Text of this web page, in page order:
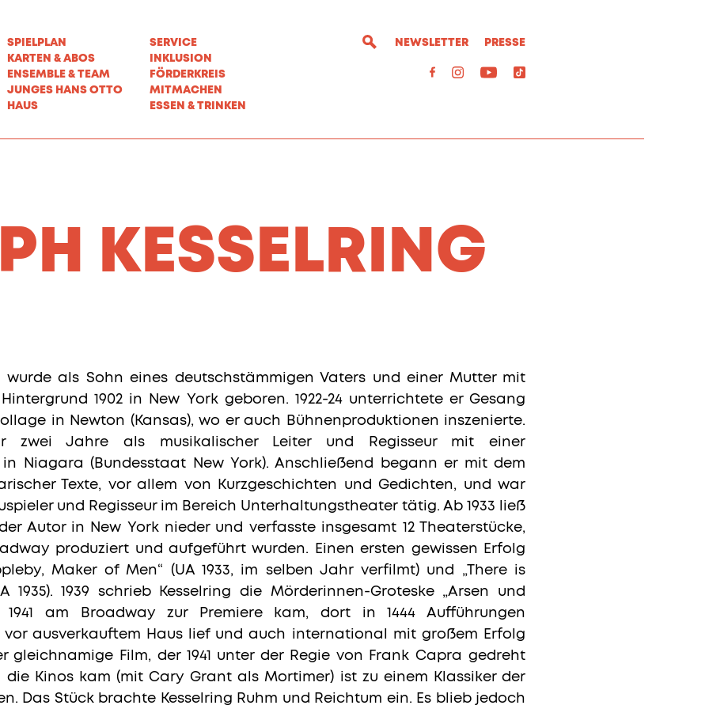
SPIELPLAN
KARTEN & ABOS
ENSEMBLE & TEAM
JUNGES HANS OTTO
HAUS
SERVICE
INKLUSION
FÖRDERKREIS
MITMACHEN
ESSEN & TRINKEN
NEWSLETTER PRESSE
KESSELRING
wurde als Sohn eines deutschstämmigen Vaters und einer Mutter mit
1902 in New York geboren. 1922-24 unterrichtete er Gesang
in Newton (Kansas), wo er auch Bühnenproduktionen inszenierte.
zwei Jahre als musikalischer Leiter und Regisseur mit einer
Niagara (Bundesstaat New York). Anschließend begann er mit dem
Texte, vor allem von Kurzgeschichten und Gedichten, und war
und Regisseur im Bereich Unterhaltungstheater tätig. Ab 1933 ließ
Autor in New York nieder und verfasste insgesamt 12 Theaterstücke,
produziert und aufgeführt wurden. Einen ersten gewissen Erfolg
Maker of Men“ (UA 1933, im selben Jahr verfilmt) und „There is
1935). 1939 schrieb Kesselring die Mörderinnen-Groteske „Arsen und
1941 am Broadway zur Premiere kam, dort in 1444 Aufführungen
ausverkauftem Haus lief und auch international mit großem Erfolg
gleichnamige Film, der 1941 unter der Regie von Frank Capra gedreht
die Kinos kam (mit Cary Grant als Mortimer) ist zu einem Klassiker der
Das Stück brachte Kesselring Ruhm und Reichtum ein. Es blieb jedoch